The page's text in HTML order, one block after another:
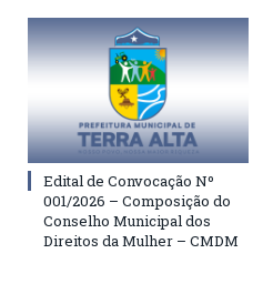
Edital de Convocação Nº
001/2026 – Composição do
Conselho Municipal dos
Direitos da Mulher – CMDM